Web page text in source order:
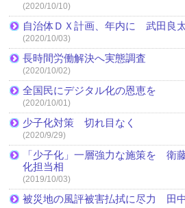
(2020/10/10)
自治体ＤＸ計画、年内に 武田良
(2020/10/03)
長時間労働解決へ実態調査
(2020/10/02)
全国民にデジタル化の恩恵を
(2020/10/01)
少子化対策 切れ目なく
(2020/9/29)
「少子化」一層強力な施策を 衛
化担当相
(2019/10/03)
被災地の風評被害払拭に尽力 田